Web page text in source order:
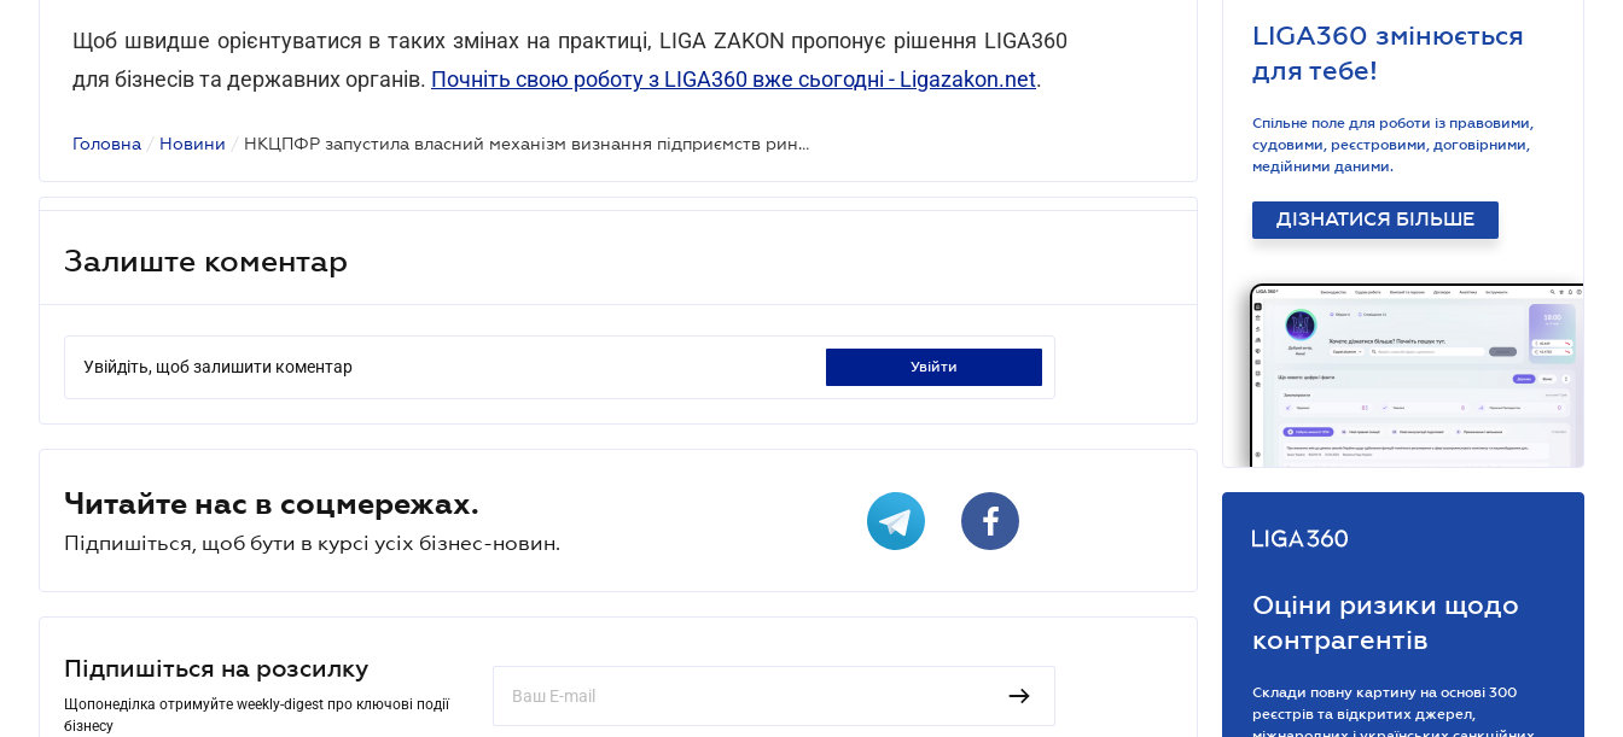
Щоб швидше орієнтуватися в таких змінах на практиці, LIGA ZAKON пропонує рішення LIGA360
для бізнесів та державних органів. Почніть свою роботу з LIGA360 вже сьогодні - Ligazakon.net.
Головна / Новини / НКЦПФР запустила власний механізм визнання підприємств ринків капіталу критично важливими
Залиште коментар
Увійдіть, щоб залишити коментар увійти
Читайте нас в соцмережах.
Підпишіться, щоб бути в курсі усіх бізнес-новин.
Підпишіться на розсилку
Щопонеділка отримуйте weekly-digest про ключові події
бізнесу
LIGA360 змінюється
для тебе!
Спільне поле для роботи із правовими,
судовими, реєстровими, договірними,
медійними даними.
ДІЗНАТИСЯ БІЛЬШЕ
Оціни ризики щодо
контрагентів
Склади повну картину на основі 300
реєстрів та відкритих джерел,